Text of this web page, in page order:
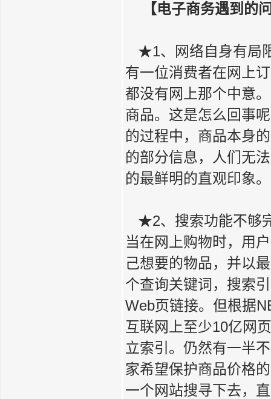
【电子商务遇到的
★1、网络自身有局
有一位消费者在网上
都没有网上那个中意
商品。这是怎么回事
的过程中，商品本身
的部分信息，人们无
的最鲜明的直观印象。
★2、搜索功能不够
当在网上购物时，用
己想要的物品，并以
个查询关键词，搜索
Web页链接。但根据
互联网上至少10亿网
立索引。仍然有一半
家希望保护商品价格
一个网站搜寻下去，